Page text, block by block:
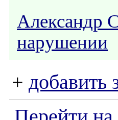
Александр
нарушении
+ добавить